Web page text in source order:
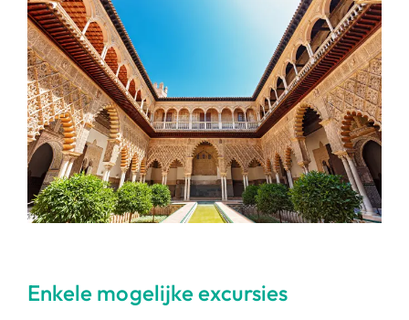
Enkele mogelijke excursies